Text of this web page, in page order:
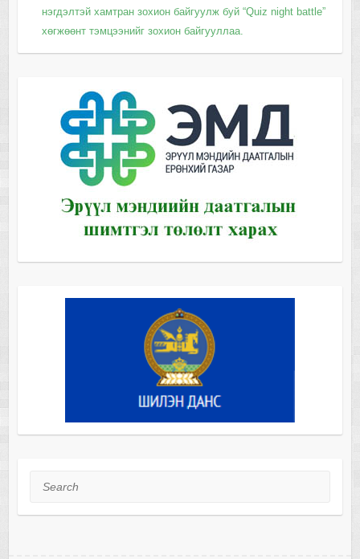
нэгдэлтэй хамтран зохион байгуулж буй “Quiz night battle”
хөгжөөнт тэмцээнийг зохион байгууллаа.
Search